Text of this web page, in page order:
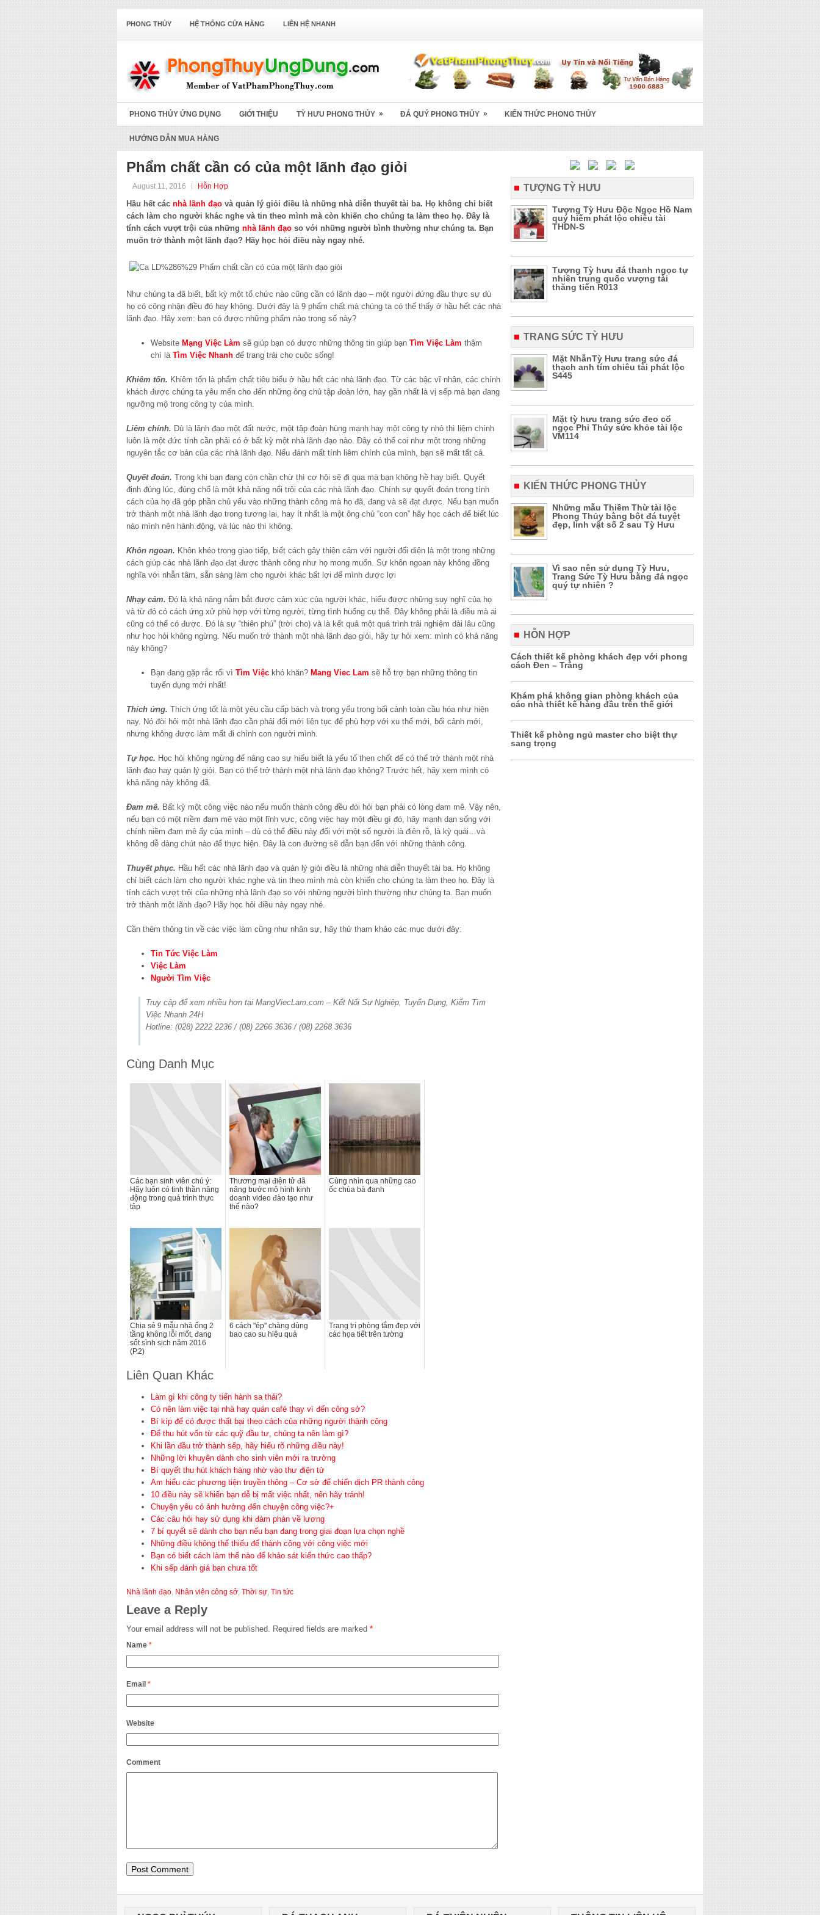
PHONG THỦY HỆ THỐNG CỬA HÀNG LIÊN HỆ NHANH
PHONG THỦY ỨNG DỤNG GIỚI THIỆU TỲ HƯU PHONG THỦY » ĐÁ QUÝ PHONG THỦY » KIẾN THỨC PHONG THỦY
HƯỚNG DẪN MUA HÀNG
Phẩm chất cần có của một lãnh đạo giỏi
August 11, 2016 Hỗn Hợp
Hầu hết các nhà lãnh đạo và quản lý giỏi điều là những nhà diễn thuyết tài ba. Họ không chỉ biết
cách làm cho người khác nghe và tin theo mình mà còn khiến cho chúng ta làm theo họ. Đây là
tính cách vượt trội của những nhà lãnh đạo so với những người bình thường như chúng ta. Bạn
muốn trở thành một lãnh đạo? Hãy học hỏi điều này ngay nhé.
Như chúng ta đã biết, bất kỳ một tổ chức nào cũng cần có lãnh đạo – một người đứng đầu thực sự dù
họ có công nhận điều đó hay không. Dưới đây là 9 phẩm chất mà chúng ta có thể thấy ở hầu hết các nhà
lãnh đạo. Hãy xem: bạn có được những phẩm nào trong số này?
Website Mạng Việc Làm sẽ giúp bạn có được những thông tin giúp bạn Tìm Việc Làm thậm
chí là Tìm Việc Nhanh để trang trải cho cuộc sống!
Khiêm tốn. Khiêm tốn là phẩm chất tiêu biểu ở hầu hết các nhà lãnh đạo. Từ các bậc vĩ nhân, các chính
khách được chúng ta yêu mến cho đến những ông chủ tập đoàn lớn, hay gần nhất là vị sếp mà bạn đang
ngưỡng mộ trong công ty của mình.
Liêm chính. Dù là lãnh đạo một đất nước, một tập đoàn hùng mạnh hay một công ty nhỏ thì liêm chính
luôn là một đức tính cần phải có ở bất kỳ một nhà lãnh đạo nào. Đây có thể coi như một trong những
nguyên tắc cơ bản của các nhà lãnh đạo. Nếu đánh mất tính liêm chính của mình, bạn sẽ mất tất cả.
Quyết đoán. Trong khi bạn đang còn chần chừ thì cơ hội sẽ đi qua mà bạn không hề hay biết. Quyết
định đúng lúc, đúng chổ là một khả năng nổi trội của các nhà lãnh đạo. Chính sự quyết đoán trong tính
cách của họ đã góp phần chủ yếu vào những thành công mà họ đã, đang và sẽ đạt được. Nếu bạn muốn
trở thành một nhà lãnh đạo trong tương lai, hay ít nhất là một ông chủ “con con” hãy học cách để biết lúc
nào mình nên hành động, và lúc nào thì không.
Khôn ngoan. Khôn khéo trong giao tiếp, biết cách gây thiện cảm với người đối diện là một trong những
cách giúp các nhà lãnh đạo đạt được thành công như họ mong muốn. Sự khôn ngoan này không đồng
nghĩa với nhẫn tâm, sẵn sàng làm cho người khác bất lợi để mình được lợi
Nhạy cảm. Đó là khả năng nắm bắt được cảm xúc của người khác, hiểu được những suy nghĩ của họ
và từ đó có cách ứng xử phù hợp với từng người, từng tình huống cụ thể. Đây không phải là điều mà ai
cũng có thể có được. Đó là sự “thiên phú” (trời cho) và là kết quả một quá trình trải nghiệm dài lâu cũng
như học hỏi không ngừng. Nếu muốn trở thành một nhà lãnh đạo giỏi, hãy tự hỏi xem: mình có khả năng
này không?
Bạn đang gặp rắc rối vì Tìm Việc khó khăn? Mang Viec Lam sẽ hỗ trợ bạn những thông tin
tuyển dụng mới nhất!
Thích ứng. Thích ứng tốt là một yêu cầu cấp bách và trọng yếu trong bối cảnh toàn cầu hóa như hiện
nay. Nó đòi hỏi một nhà lãnh đạo cần phải đổi mới liên tục để phù hợp với xu thế mới, bối cảnh mới,
nhưng không được làm mất đi chính con người mình.
Tự học. Học hỏi không ngừng để nâng cao sự hiểu biết là yếu tố then chốt để có thể trở thành một nhà
lãnh đạo hay quản lý giỏi. Bạn có thể trở thành một nhà lãnh đạo không? Trước hết, hãy xem mình có
khả năng này không đã.
Đam mê. Bất kỳ một công việc nào nếu muốn thành công đều đòi hỏi bạn phải có lòng đam mê. Vậy nên,
nếu bạn có một niềm đam mê vào một lĩnh vực, công việc hay một điều gì đó, hãy mạnh dạn sống với
chính niềm đam mê ấy của mình – dù có thể điều này đối với một số người là điên rồ, là kỳ quái…và
không dễ dàng chút nào để thực hiện. Đây là con đường sẽ dẫn bạn đến với những thành công.
Thuyết phục. Hầu hết các nhà lãnh đạo và quản lý giỏi điều là những nhà diễn thuyết tài ba. Họ không
chỉ biết cách làm cho người khác nghe và tin theo mình mà còn khiến cho chúng ta làm theo họ. Đây là
tính cách vượt trội của những nhà lãnh đạo so với những người bình thường như chúng ta. Bạn muốn
trở thành một lãnh đạo? Hãy học hỏi điều này ngay nhé.
Cần thêm thông tin về các việc làm cũng như nhân sự, hãy thử tham khảo các mục dưới đây:
Tin Tức Việc Làm
Việc Làm
Người Tìm Việc
Truy cập để xem nhiều hơn tại MangViecLam.com – Kết Nối Sự Nghiệp, Tuyển Dụng, Kiếm Tìm
Việc Nhanh 24H
Hotline: (028) 2222 2236 / (08) 2266 3636 / (08) 2268 3636
Cùng Danh Mục
Các bạn sinh viên chú ý:
Hãy luôn có tinh thần năng
động trong quá trình thực
tập
Thương mại điện tử đã
nâng bước mô hình kinh
doanh video đào tạo như
thế nào?
Cùng nhìn qua những cao
ốc chùa bà đanh
Chia sẻ 9 mẫu nhà ống 2
tầng không lỗi mốt, đang
sốt sình sịch năm 2016
(P.2)
6 cách "ép" chàng dùng
bao cao su hiệu quả
Trang trí phòng tắm đẹp với
các họa tiết trên tường
Liên Quan Khác
Làm gì khi công ty tiến hành sa thải?
Có nên làm việc tại nhà hay quán café thay vì đến công sở?
Bí kíp để có được thất bại theo cách của những người thành công
Để thu hút vốn từ các quỹ đầu tư, chúng ta nên làm gì?
Khi lần đầu trở thành sếp, hãy hiểu rõ những điều này!
Những lời khuyên dành cho sinh viên mới ra trường
Bí quyết thu hút khách hàng nhờ vào thư điện tử
Am hiểu các phương tiện truyền thông – Cơ sở để chiến dịch PR thành công
10 điều này sẽ khiến bạn dễ bị mất việc nhất, nên hãy tránh!
Chuyện yêu có ảnh hưởng đến chuyện công việc?+
Các câu hỏi hay sử dụng khi đàm phán về lương
7 bí quyết sẽ dành cho bạn nếu bạn đang trong giai đoạn lựa chọn nghề
Những điều không thể thiếu để thành công với công việc mới
Bạn có biết cách làm thế nào để khảo sát kiến thức cao thấp?
Khi sếp đánh giá bạn chưa tốt
Nhà lãnh đạo, Nhân viên công sở, Thời sự, Tin tức
Leave a Reply
Your email address will not be published. Required fields are marked *
Name *
Email *
Website
Comment
TƯỢNG TỲ HƯU
Tượng Tỳ Hưu Độc Ngọc Hồ Nam
quý hiếm phát lộc chiêu tài
THDN-S
Tượng Tỳ hưu đá thanh ngọc tự
nhiên trung quốc vượng tài
thăng tiến R013
TRANG SỨC TỲ HƯU
Mặt NhẫnTỳ Hưu trang sức đá
thạch anh tím chiêu tài phát lộc
S445
Mặt tỳ hưu trang sức đeo cổ
ngọc Phỉ Thúy sức khỏe tài lộc
VM114
KIẾN THỨC PHONG THỦY
Những mẫu Thiềm Thừ tài lộc
Phong Thủy bằng bột đá tuyệt
đẹp, linh vật số 2 sau Tỳ Hưu
Vì sao nên sử dụng Tỳ Hưu,
Trang Sức Tỳ Hưu bằng đá ngọc
quý tự nhiên ?
HỖN HỢP
Cách thiết kế phòng khách đẹp với phong
cách Đen – Trắng
Khám phá không gian phòng khách của
các nhà thiết kế hàng đầu trên thế giới
Thiết kế phòng ngủ master cho biệt thự
sang trọng